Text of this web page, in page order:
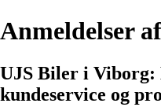
Anmeldelser
UJS Biler i Viborg:
kundeservice og